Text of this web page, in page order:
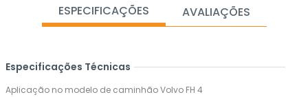
ESPECIFICAÇÕES AVALIAÇÕES
Especificações Técnicas
Aplicação no modelo de caminhão Volvo FH 4